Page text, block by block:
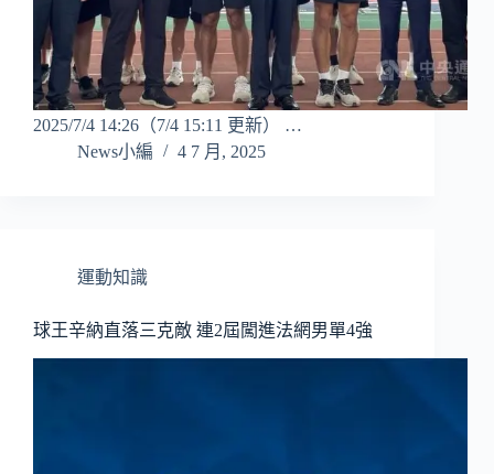
2025/7/4 14:26（7/4 15:11 更新） …
News小編
4 7 月, 2025
運動知識
球王辛納直落三克敵 連2屆闖進法網男單4強